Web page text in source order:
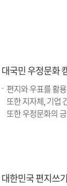
대국민 우정문화
편지와 우표를 활
또한 지자체, 기업
또한 우정문화의
대한민국 편지쓰